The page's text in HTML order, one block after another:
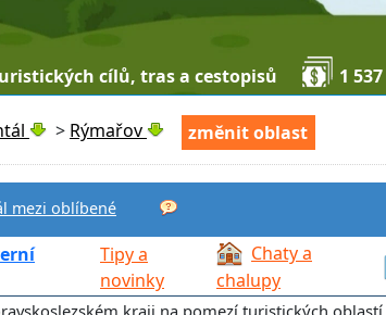
cílů, tras a cestopisů 1
> Rýmařov změnit oblast
mezi oblíbené
Tipy a
novinky
Chaty a
chalupy
kraji na pomezí turistických oblastí